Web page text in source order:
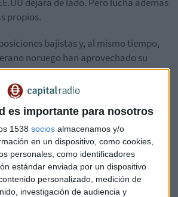
es importante para nosotros
1538 socios almacenamos y/o
en un dispositivo, como cookies,
personales, como identificadores
estándar enviada por un dispositivo
personalizado, medición de
investigación de audiencia y
propios.
bajistas y, al mismo tiempo,
noruego han aprovechado su
resultados para tomar posiciones en
han gustado
cifras hace poco que no invitan
En los nueve primeros meses del
ha caído un 34% por la bajada de